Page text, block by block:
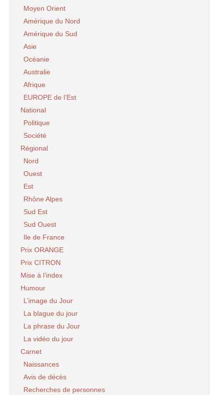
Moyen Orient
Amérique du Nord
Amérique du Sud
Asie
Océanie
Australie
Afrique
EUROPE de l’Est
National
Politique
Société
Régional
Nord
Ouest
Est
Rhône Alpes
Sud Est
Sud Ouest
Ile de France
Prix ORANGE
Prix CITRON
Mise à l’index
Humour
L’image du Jour
La blague du jour
La phrase du Jour
La vidéo du jour
Carnet
Naissances
Avis de décès
Recherches de personnes